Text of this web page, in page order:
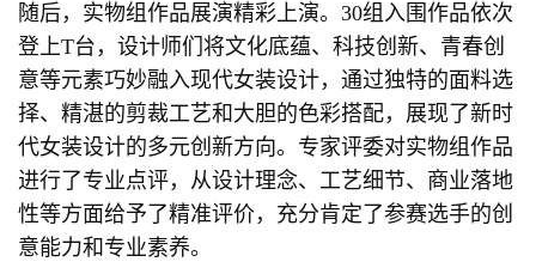
随后，实物组作品展演精彩上演。30组入围作品依次
登上T台，设计师们将文化底蕴、科技创新、青春创
意等元素巧妙融入现代女装设计，通过独特的面料选
择、精湛的剪裁工艺和大胆的色彩搭配，展现了新时
代女装设计的多元创新方向。专家评委对实物组作品
进行了专业点评，从设计理念、工艺细节、商业落地
性等方面给予了精准评价，充分肯定了参赛选手的创
意能力和专业素养。